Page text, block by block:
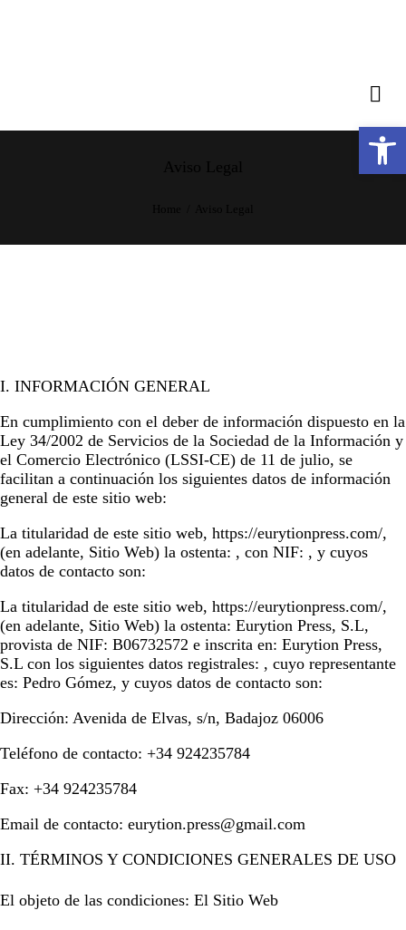
I. INFORMACIÓN GENERAL
En cumplimiento con el deber de información dispuesto en la
Ley 34/2002 de Servicios de la Sociedad de la Información y
el Comercio Electrónico (LSSI-CE) de 11 de julio, se
facilitan a continuación los siguientes datos de información
general de este sitio web:
La titularidad de este sitio web, https://eurytionpress.com/,
(en adelante, Sitio Web) la ostenta: , con NIF: , y cuyos
datos de contacto son:
La titularidad de este sitio web, https://eurytionpress.com/,
(en adelante, Sitio Web) la ostenta: Eurytion Press, S.L,
provista de NIF: B06732572 e inscrita en: Eurytion Press,
S.L con los siguientes datos registrales: , cuyo representante
es: Pedro Gómez, y cuyos datos de contacto son:
Dirección: Avenida de Elvas, s/n, Badajoz 06006
Teléfono de contacto: +34 924235784
Fax: +34 924235784
Email de contacto: eurytion.press@gmail.com
II. TÉRMINOS Y CONDICIONES GENERALES DE USO
El objeto de las condiciones: El Sitio Web
Abrir barra de herramientas